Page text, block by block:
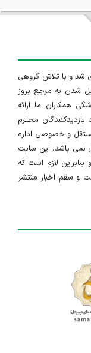
تاریخ ۱۳۹۱/۱/۱۰ راه اندازی شد و با تلاش گروهی
شدن به مرجع بروز
همکاران ما ارائه
محترم
و خصوصی اداره
نمی باشد، این سایت
لازم است که
و سقم اخبار منتشر